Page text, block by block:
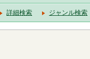
詳細検索 ジャンル検索